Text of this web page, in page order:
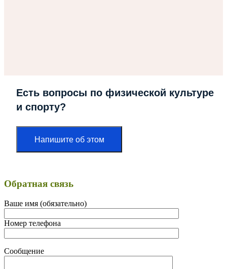
Есть вопросы по физической культуре
и спорту?
Напишите об этом
Обратная связь
Ваше имя (обязательно)
Номер телефона
Сообщение